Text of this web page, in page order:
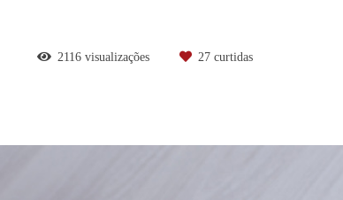
2116 visualizações 27 curtidas